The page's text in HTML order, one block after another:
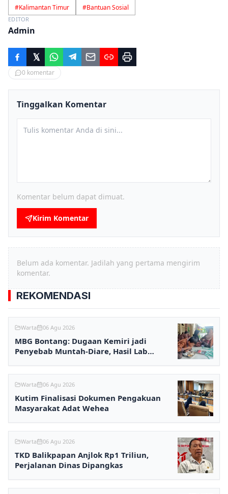
#Kalimantan Timur #Bantuan Sosial
EDITOR
Admin
0 komentar
Tinggalkan Komentar
Komentar belum dapat dimuat.
Kirim Komentar
Belum ada komentar. Jadilah yang pertama mengirim
komentar.
REKOMENDASI
Warta 06 Agu 2026
MBG Bontang: Dugaan Kemiri jadi
Penyebab Muntah-Diare, Hasil Lab
Warta 06 Agu 2026
Kutim Finalisasi Dokumen Pengakuan
Masyarakat Adat Wehea
Warta 06 Agu 2026
TKD Balikpapan Anjlok Rp1 Triliun,
Perjalanan Dinas Dipangkas